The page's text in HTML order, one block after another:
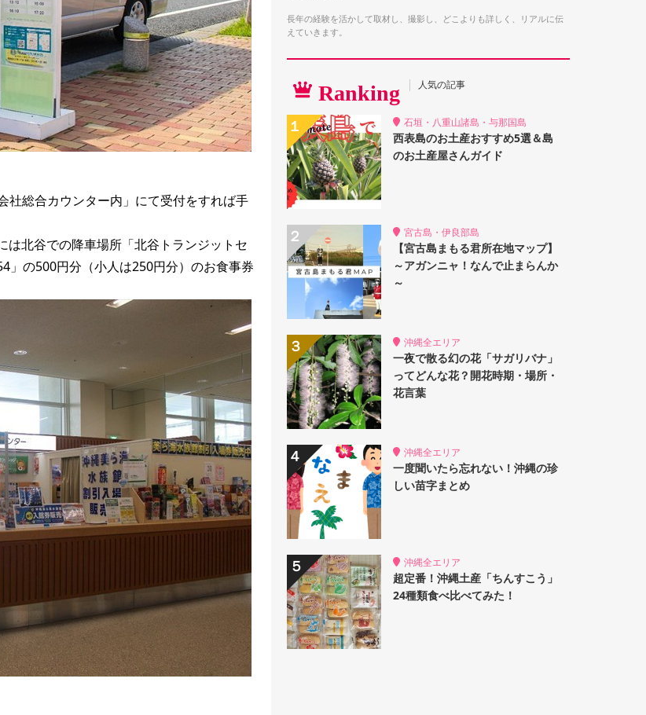
社総合カウンター内」にて受付をすれば手
北谷での降車場所「北谷トランジットセ
」の500円分（小人は250円分）のお食事券
長年の経験を活かして取材し、撮影し、どこよりも詳しく、リアルに伝
えていきます。
Ranking 人気の記事
石垣・八重山諸島・与那国島
西表島のお土産おすすめ5選＆島
のお土産屋さんガイド
宮古島・伊良部島
【宮古島まもる君所在地マップ】
～アガンニャ！なんで止まらんか
～
沖縄全エリア
一夜で散る幻の花「サガリバナ」
ってどんな花？開花時期・場所・
花言葉
沖縄全エリア
一度聞いたら忘れない！沖縄の珍
しい苗字まとめ
沖縄全エリア
超定番！沖縄土産「ちんすこう」
24種類食べ比べてみた！